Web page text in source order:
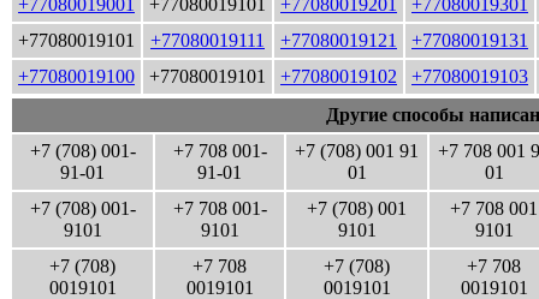
+77080019001
+77080019101 +77080019201
+77080019301
+77080019101
+77080019111 +77080019121
+77080019131
+77080019100
+77080019101 +77080019102
+77080019103
Другие способы
+7 (708) 001-
91-01
+7 708 001-
91-01
+7 (708) 001 91
01
+7 708 001
01
+7 (708) 001-
9101
+7 708 001-
9101
+7 (708) 001
9101
+7 708 001
9101
+7 (708)
0019101
+7 708
0019101
+7 (708)
0019101
+7 708
0019101